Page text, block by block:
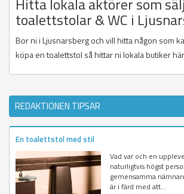
toalettstolar & WC i
Bor ni i Ljusnarsberg och vill hitta någon som
köpa en toalettstol så hittar ni lokala butiker
REDAKTIONEN TIPSAR
En toalettstol med stil
Vad var och en
naturligtvis högst
gemensamma
är i färd med att...